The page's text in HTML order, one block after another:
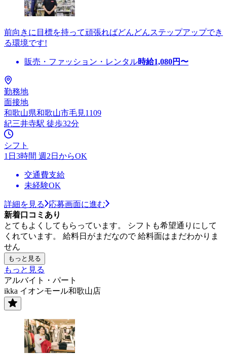
前向きに目標を持って頑張ればどんどんステップアップでき
る環境です!
販売・ファッション・レンタル時給1,080円〜
勤務地
面接地
和歌山県和歌山市毛見1109
紀三井寺駅 徒歩32分
シフト
1日3時間 週2日からOK
交通費支給
未経験OK
詳細を見る
応募画面に進む
新着口コミあり
とてもよくしてもらっています。 シフトも希望通りにして
くれています。 給料日がまだなので 給料面はまだわかりま
せん
もっと見る
もっと見る
アルバイト・パート
ikka イオンモール和歌山店